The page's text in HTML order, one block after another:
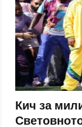
Кич за